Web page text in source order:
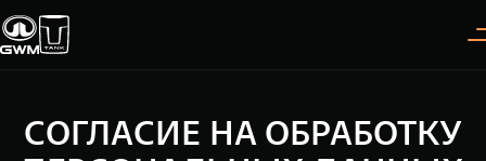
Модели
Покупателям
Владельцам
О дилере
СОГЛАСИЕ НА ОБРАБОТКУ